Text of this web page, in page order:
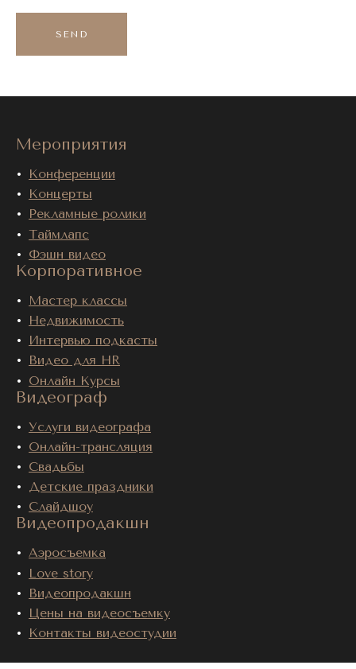
SEND
Мероприятия
Конференции
Концерты
Рекламные ролики
Таймлапс
Фэшн видео
Корпоративное
Мастер классы
Недвижимость
Интервью подкасты
Видео для HR
Онлайн Курсы
Видеограф
Услуги видеографа
Онлайн-трансляция
Свадьбы
Детские праздники
Слайдшоу
Видеопродакшн
Аэросъемка
Love story
Видеопродакшн
Цены на видеосъемку
Контакты видеостудии